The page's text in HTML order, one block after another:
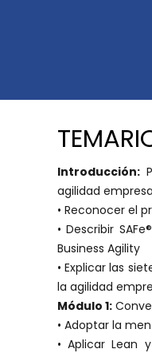
Introducción:
agilidad
• Reconocer el
• Describir
Business Agility
• Explicar las
la agilidad
Módulo 1:
• Adoptar la
• Aplicar Lean